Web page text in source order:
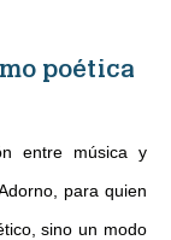
poética
entre música y
para quien
sino un modo